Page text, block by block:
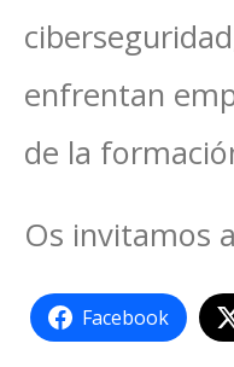
enfrentan
de la
Os invitamos a
Facebook